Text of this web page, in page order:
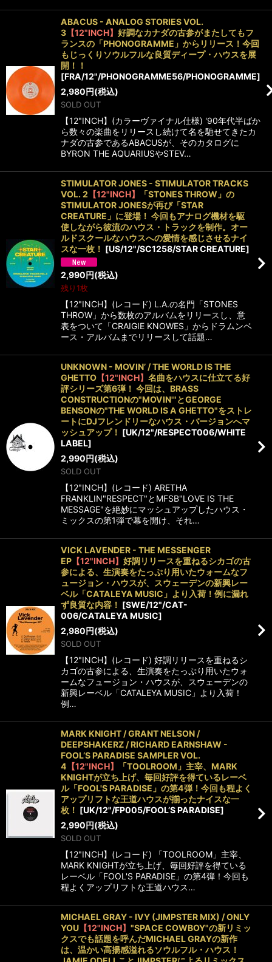
ABACUS - ANALOG STORIES VOL.
3 【12"INCH】 好調なカナダの古参がまたしてもフ
ランスの「PHONOGRAMME」からリリース！今回
もじっくりソウルフルな良質ディープ・ハウスを展
開！！
[FRA/12"/PHONOGRAMME56/PHONOGRAMME]
2,980円(税込)
SOLD OUT
【12"INCH】(カラーヴァイナル仕様) '90年代半ばか
ら数々の楽曲をリリースし続けて名を馳せてきたカ
ナダの古参であるABACUSが、そのカタログに
BYRON THE AQUARIUSやSTEV…
STIMULATOR JONES - STIMULATOR TRACKS
VOL. 2 【12"INCH】
「STONES THROW」の
STIMULATOR JONESが再び「STAR
CREATURE」に登場！ 今回もアナログ機材を駆
使しながら彼流のハウス・トラックを制作。オー
ルドスクールなハウスへの愛情を感じさせるナイ
スな一枚！ [US/12"/SC1258/STAR CREATURE]
2,990円(税込)
残り1枚
【12"INCH】(レコード) L.A.の名門「STONES
THROW」から数枚のアルバムをリリースし、意
表をついて「CRAIGIE KNOWES」からドラムンベ
ース・アルバムまでリリースして話題…
UNKNOWN - MOVIN’ / THE WORLD IS THE
GHETTO 【12"INCH】 名曲をハウスに仕立てる好
評シリーズ第6弾！ 今回は、BRASS
CONSTRUCTIONの"MOVIN'"とGEORGE
BENSONの"THE WORLD IS A GHETTO"をストレ
ートにDJフレンドリーなハウス・バージョンへマ
ッシュアップ！ [UK/12"/RESPECT006/WHITE
LABEL]
2,990円(税込)
SOLD OUT
【12"INCH】(レコード) ARETHA
FRANKLIN"RESPECT"とMFSB"LOVE IS THE
MESSAGE"を絶妙にマッシュアップしたハウス・
ミックスの第1弾で幕を開け、それ…
VICK LAVENDER - THE MESSENGER
EP 【12"INCH】 好調リリースを重ねるシカゴの古
参による、生演奏をたっぷり用いたウォームなフ
ュージョン・ハウスが、スウェーデンの新興レー
ベル「CATALEYA MUSIC」より入荷！例に漏れ
ず良質な内容！ [SWE/12"/CAT-
006/CATALEYA MUSIC]
2,980円(税込)
SOLD OUT
【12"INCH】(レコード) 好調リリースを重ねるシ
カゴの古参による、生演奏をたっぷり用いたウォ
ームなフュージョン・ハウスが、スウェーデンの
新興レーベル「CATALEYA MUSIC」より入荷！
例…
MARK KNIGHT / GRANT NELSON /
DEEPSHAKERZ / RICHARD EARNSHAW -
FOOL’S PARADISE SAMPLER VOL.
4 【12"INCH】
「TOOLROOM」主宰、MARK
KNIGHTが立ち上げ、毎回好評を得ているレーベ
ル「FOOL'S PARADISE」の第4弾！今回も程よく
アップリフトな王道ハウスが揃ったナイスな一
枚！ [UK/12"/FP005/FOOL’S PARADISE]
2,990円(税込)
SOLD OUT
【12"INCH】(レコード) 「TOOLROOM」主宰、
MARK KNIGHTが立ち上げ、毎回好評を得ている
レーベル「FOOL'S PARADISE」の第4弾！今回も
程よくアップリフトな王道ハウス…
MICHAEL GRAY - IVY (JIMPSTER MIX) / ONLY
YOU 【12"INCH】 "SPACE COWBOY"の新リミッ
クスでも話題を呼んだMICHAEL GRAYの新作
は、温かい高揚感溢れるソウルフル・ハウス！